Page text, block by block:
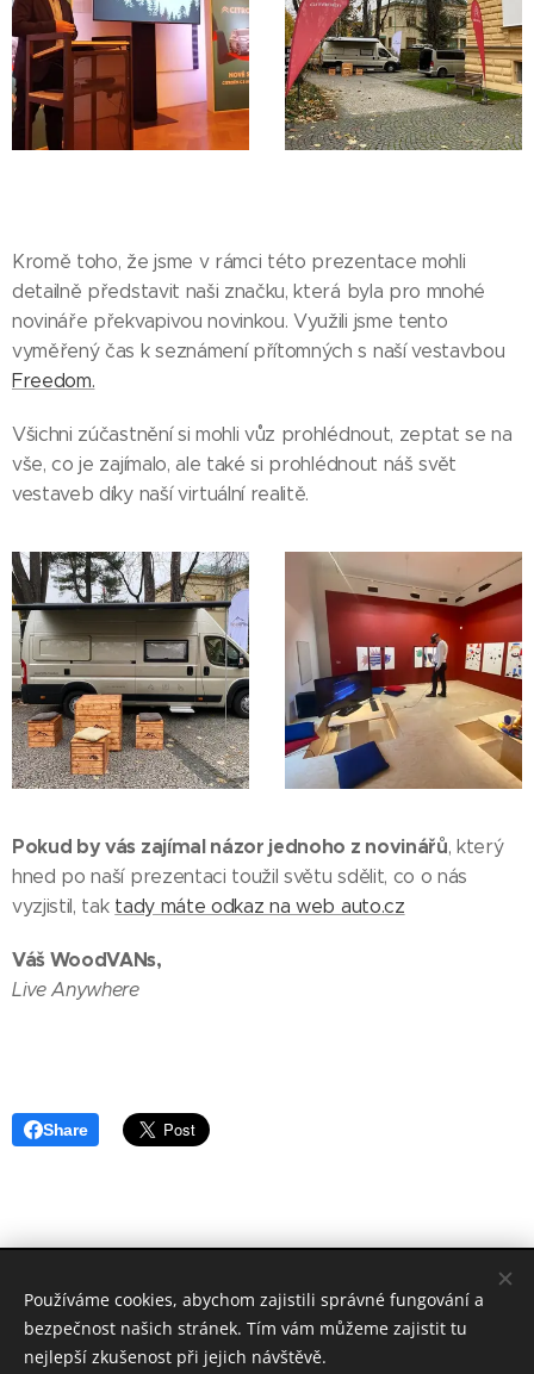
Kromě toho, že jsme v rámci této prezentace mohli
detailně představit naši značku, která byla pro mnohé
novináře překvapivou novinkou. Využili jsme tento
vyměřený čas k seznámení přítomných s naší vestavbou
Freedom.
Všichni zúčastnění si mohli vůz prohlédnout, zeptat se na
vše, co je zajímalo, ale také si prohlédnout náš svět
vestaveb díky naší virtuální realitě.
Pokud by vás zajímal názor jednoho z novinářů, který
hned po naší prezentaci toužil světu sdělit, co o nás
vyzjistil, tak tady máte odkaz na web auto.cz
Váš WoodVANs,
Live Anywhere
Share
Sledujte nás na sociálních sítích
FACEBOOK
INSTAGRAM
Cookies
Používáme cookies, abychom zajistili správné fungování a
bezpečnost našich stránek. Tím vám můžeme zajistit tu
nejlepší zkušenost při jejich návštěvě.